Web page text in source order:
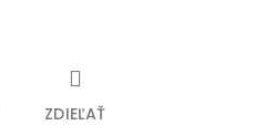
ZDIEĽAŤ